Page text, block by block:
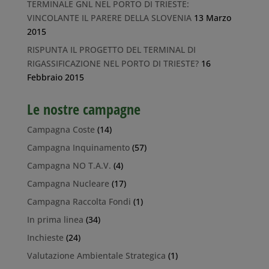
TERMINALE GNL NEL PORTO DI TRIESTE:
VINCOLANTE IL PARERE DELLA SLOVENIA 13 Marzo
2015
RISPUNTA IL PROGETTO DEL TERMINAL DI
RIGASSIFICAZIONE NEL PORTO DI TRIESTE? 16
Febbraio 2015
Le nostre campagne
Campagna Coste (14)
Campagna Inquinamento(57)
Campagna NO T.A.V. (4)
Campagna Nucleare (17)
Campagna Raccolta Fondi (1)
In prima linea (34)
Inchieste (24)
Valutazione Ambientale Strategica (1)